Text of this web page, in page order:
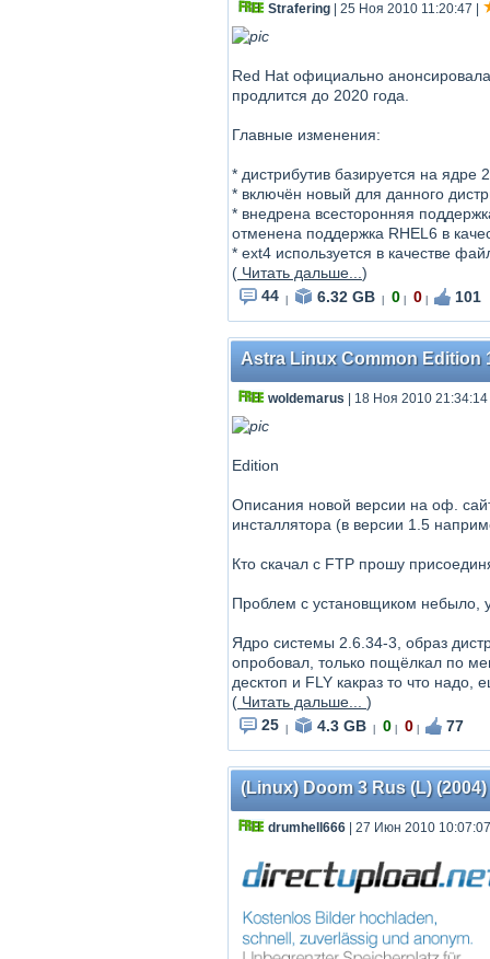
Strafering | 25 Ноя 2010 11:20:47
Red Hat официально
продлится до 2020 года.
Главные изменения:
* дистрибутив базируется на ядре
* включён новый для данного
* внедрена всесторонняя
отменена поддержка RHEL6 в
* ext4 используется в качестве
( Читать дальше... )
44
6.32 GB 0 0 101
Astra Linux Common Edition
woldemarus | 18 Ноя 2010 21:34:14
Edition
Описания новой версии на оф.
инсталлятора (в версии 1.5
Кто скачал с FTP прошу
Проблем с установщиком небыло,
Ядро системы 2.6.34-3, образ
опробовал, только пощёлкал по
десктоп и FLY какраз то что
( Читать дальше... )
25
4.3 GB 0 0 77
(Linux) Doom 3 Rus (L) (2004)
drumhell666 | 27 Июн 2010 10:07:07